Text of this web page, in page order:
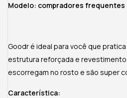
Modelo: compradores frequentes
Goodr é ideal para você que
estrutura reforçada e
escorregam no rosto e são super
Característica: